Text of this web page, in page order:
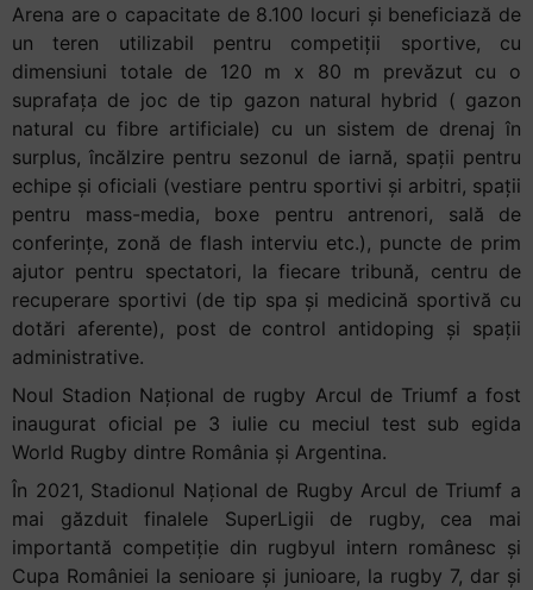
activează
cititorul
de
ecran
pentru
vă
ajuta
să
navigați
să
interacționați
cu
conținutul.
Arena are o capacitate de 8.100 locuri și beneficiază de
un teren utilizabil pentru competiții sportive, cu
dimensiuni totale de 120 m x 80 m prevăzut cu o
suprafața de joc de tip gazon natural hybrid ( gazon
natural cu fibre artificiale) cu un sistem de drenaj în
surplus, încălzire pentru sezonul de iarnă, spații pentru
echipe și oficiali (vestiare pentru sportivi și arbitri, spații
pentru mass-media, boxe pentru antrenori, sală de
conferințe, zonă de flash interviu etc.), puncte de prim
ajutor pentru spectatori, la fiecare tribună, centru de
recuperare sportivi (de tip spa şi medicină sportivă cu
dotări aferente), post de control antidoping și spații
administrative.
Noul Stadion Național de rugby Arcul de Triumf a fost
inaugurat oficial pe 3 iulie cu meciul test sub egida
World Rugby dintre România și Argentina.
În 2021, Stadionul Național de Rugby Arcul de Triumf a
mai găzduit finalele SuperLigii de rugby, cea mai
importantă competiție din rugbyul intern românesc și
Cupa României la senioare și junioare, la rugby 7, dar și